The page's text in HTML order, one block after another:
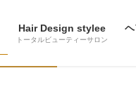
Hair Design stylee
トータルビューティーサロン